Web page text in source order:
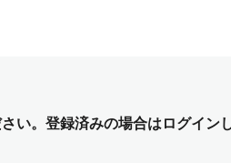
い。登録済みの場合はログイン